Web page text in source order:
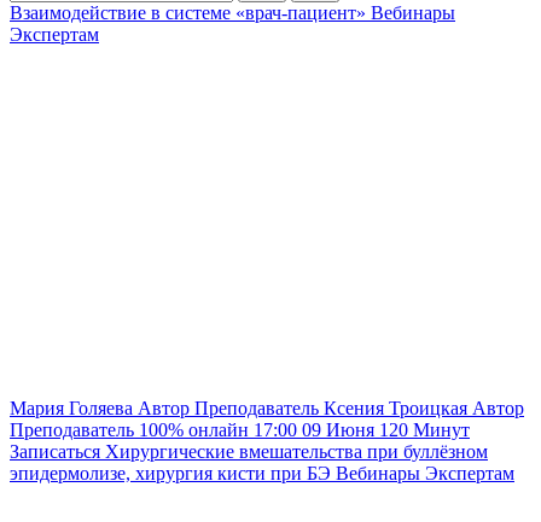
Взаимодействие в системе «врач-пациент» Вебинары
Экспертам
Мария Голяева Автор Преподаватель Ксения Троицкая Автор
Преподаватель 100% онлайн 17:00 09 Июня 120 Минут
Записаться Хирургические вмешательства при буллёзном
эпидермолизе, хирургия кисти при БЭ Вебинары Экспертам